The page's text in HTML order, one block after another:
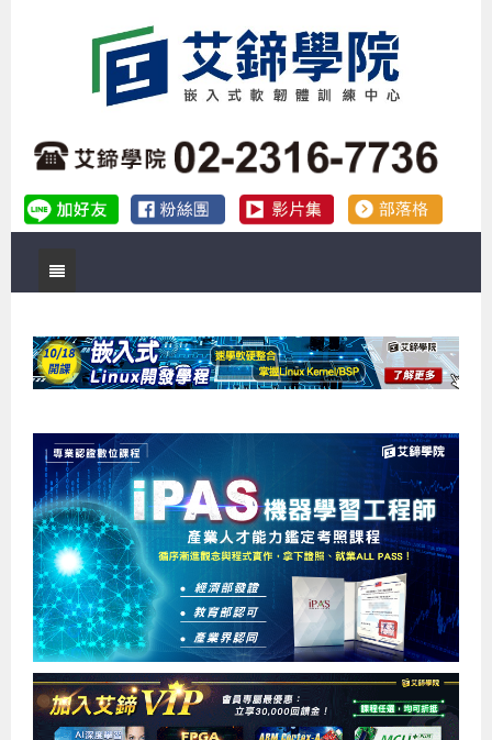
關於艾鍗
企業預約徵才
儲備講師計劃
最新補助課程
公司簡介
師資介紹
開發板介紹
環境設備
最新職缺
艾鍗新聞
獲獎與榮耀
課程說明會
課程說明會
政府補助職訓說明會
嵌入式Linux開發系列課程
[學程] 嵌入式Linux開發實務
Linux系統建置實務
Linux系統程式設計
Linux驅動程式設計實戰
ARM Boot Loader設計
MCU韌體設計系列課程
ARM MCU單晶片韌體開發
USB韌體設計
STM32嵌入式開發實戰
[學程]MCU韌體設計實戰
硬體/IC設計系列課程
全能電路設計實戰班
FPGA 數位IC設計實戰
感測電路設計與應用
AI人工智慧系列課程
iPAS AI應用規劃師能力鑑定課程
AI深度學習與影像辨識實戰
iPAS經濟部產業人才能力鑑定
iPAS AI應用規劃師能力鑑定
Web及雲端系列課程
數位課程
熱門課程
讓 AI 成為你的數位同事
AI雲端原生與MLOps自動化實務
n8n 零基礎工作自動化實戰班
Vibe Coding：AI 協作全端開發實戰班
iPAS AI應用規劃師能力鑑定課程
數位課程總覽
嵌入式Linux開發系列
嵌入式Linux學程(數位豪華版)
Linux系統程式設計
Linux驅動程式
MCU韌體開發系列
MCU韌體設計
Python硬體控制-Pi Pico物聯網實作
AI人工智慧系列課程
iPAS AI應用規劃師能力鑑定課程
Web及雲端系列課程
補助專班
待業青年職訓課程(29歲以下)
Kubernetes工程師養成班
[假日班]AI邊緣運算實作TensorFlow Lite for MCU
[假日班]物聯網資訊安全實務
更多...
企業服務
企業教育訓練
企業儲值優惠方案
艾鍗企業VIP會員
企業徵才
研討活動
學員專區
會員優惠
學員見證
前進校園
校園巡迴講座
會員優惠